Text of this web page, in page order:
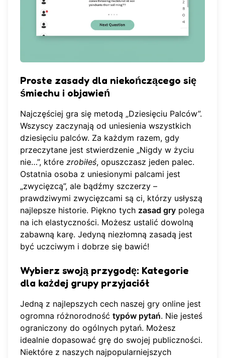
Proste zasady dla niekończącego się
śmiechu i objawień
Najczęściej gra się metodą „Dziesięciu Palców”.
Wszyscy zaczynają od uniesienia wszystkich
dziesięciu palców. Za każdym razem, gdy
przeczytane jest stwierdzenie „Nigdy w życiu
nie…”, które zrobiłeś, opuszczasz jeden palec.
Ostatnia osoba z uniesionymi palcami jest
„zwycięzcą”, ale bądźmy szczerzy –
prawdziwymi zwycięzcami są ci, którzy usłyszą
najlepsze historie. Piękno tych zasad gry polega
na ich elastyczności. Możesz ustalić dowolną
zabawną karę. Jedyną niezłomną zasadą jest
być uczciwym i dobrze się bawić!
Wybierz swoją przygodę: Kategorie
dla każdej grupy przyjaciół
Jedną z najlepszych cech naszej gry online jest
ogromna różnorodność typów pytań. Nie jesteś
ograniczony do ogólnych pytań. Możesz
idealnie dopasować grę do swojej publiczności.
Niektóre z naszych najpopularniejszych